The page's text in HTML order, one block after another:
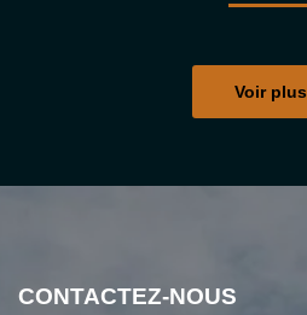
Voir plus
CONTACTEZ-NOUS